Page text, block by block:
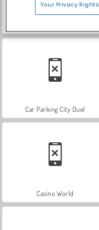
Car Parking City Duel
Casino World
Your Privacy Rights